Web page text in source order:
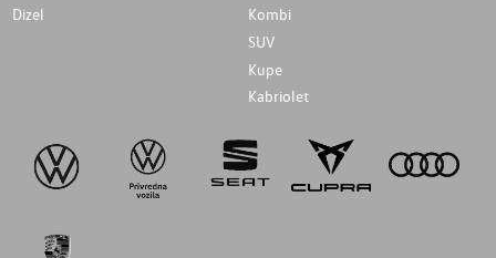
Dizel
Kombi
SUV
Kupe
Kabriolet